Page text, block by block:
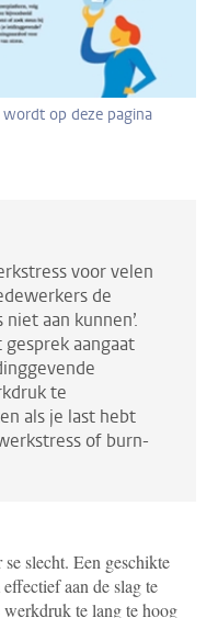
op deze pagina
voor velen
de
aan kunnen’.
aangaat
te
als je last hebt
of burn-
slecht. Een geschikte
aan de slag te
werkdruk te lang te hoog